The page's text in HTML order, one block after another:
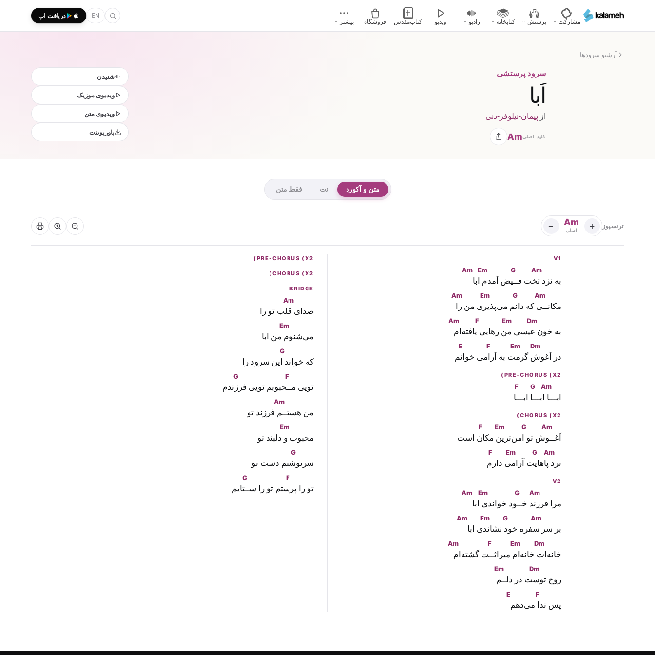
محتوای
مشارکت پرستش کتابخانه رادیو ویدیو کتاب‌مقدس فروشگاه بیشتر
EN دریافت اپ
آرشیو سرودها
سرود پرستشی
اَبا
از پیمان-نیلوفر-دنی
کلید اصلیAm
شنیدن
ویدیوی موزیک
ویدیوی متن
پاورپوینت
متن و آکورد نت فقط متن
ترنسپوز − Am
اصلی +
V1
به نزد
Am
تخت فـ
G
ـیض آمد
Em
م ابا
Am
مکانـ
Am
ـی که دا
G
نم می‌پذ
Em
یری من
Am
را
به خون
Dm
عیسی
Em
من رهایی
F
یافته‌ا
Am
م
در آغو
Dm
ش گر
Em
مت به آر
F
امی خوا
E
نم
PRE-CHORUS (X2)
ابــ
Am
ـا ابــ
G
ـا ابــ
F
ـا
CHORUS (X2)
آغـ
Am
ـوش تو
G
امن‌تر
Em
ین مکا
F
ن است
نز
Am
د پاها
G
یت آرا
Em
می دار
F
م
V2
مرا فر
Am
زند خـ
G
ـود خواند
Em
ی ابا
Am
بر سر
Am
سفره خو
G
د نشا
Em
ندی ابا
Am
خانه‌ا
Dm
ت خانه‌
Em
ام میراثـ
F
ـت گشته‌ا
Am
م
روح تو
Dm
ست در دلـ
Em
ـم
پس ند
F
ا می‌دهم
E
PRE-CHORUS (X2)
CHORUS (X2)
BRIDGE
صدای
Am
قلب تو را
می‌شنو
Em
م من ابا
که خواند
G
این سرود را
تویی مـ
F
ـحبوبم تویی فر
G
زندم
من هستـ
Am
ـم فرزند تو
محبوب
Em
و دلبند تو
سرنو
G
شتم دست تو
تو را پر
F
ستم تو را سـ
G
ـتایم